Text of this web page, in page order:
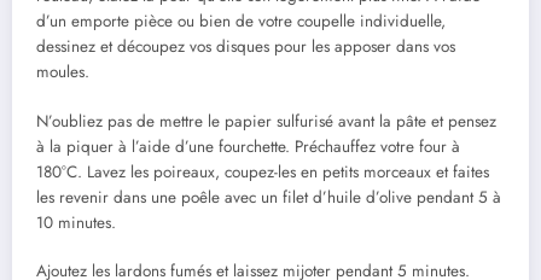
d’un emporte pièce ou bien de votre coupelle individuelle,
dessinez et découpez vos disques pour les apposer dans vos
moules.
N’oubliez pas de mettre le papier sulfurisé avant la pâte et pensez
à la piquer à l’aide d’une fourchette. Préchauffez votre four à
180°C. Lavez les poireaux, coupez-les en petits morceaux et faites
les revenir dans une poêle avec un filet d’huile d’olive pendant 5 à
10 minutes.
Ajoutez les lardons fumés et laissez mijoter pendant 5 minutes.